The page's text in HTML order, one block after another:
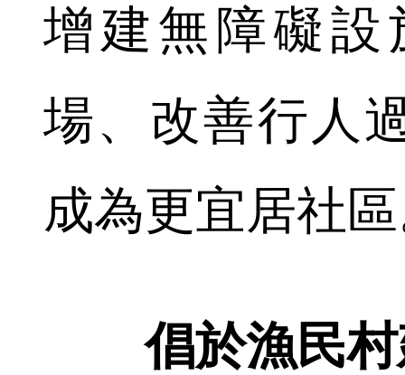
增建無障礙設
場、改善行人
成為更宜居社
倡於漁民